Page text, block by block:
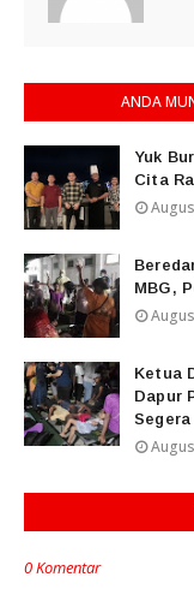
ANDA
Yuk
Cita
MBG,
Ketua
Dapur
0 Komentar